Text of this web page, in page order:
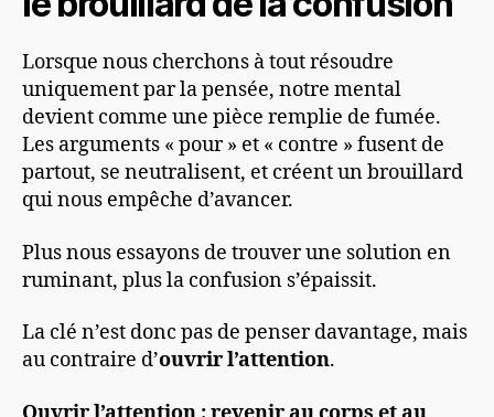
Lorsque nous cherchons à tout résoudre
uniquement par la pensée, notre mental
devient comme une pièce remplie de fumée.
Les arguments « pour » et « contre » fusent de
partout, se neutralisent, et créent un brouillard
qui nous empêche d’avancer.
Plus nous essayons de trouver une solution en
ruminant, plus la confusion s’épaissit.
La clé n’est donc pas de penser davantage, mais
au contraire d’ouvrir l’attention.